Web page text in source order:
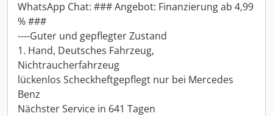
WhatsApp Chat: ### Angebot: Finanzierung ab 4,99
% ###
----Guter und gepflegter Zustand
1. Hand, Deutsches Fahrzeug,
Nichtraucherfahrzeug
lückenlos Scheckheftgepflegt nur bei Mercedes
Benz
Nächster Service in 641 Tagen